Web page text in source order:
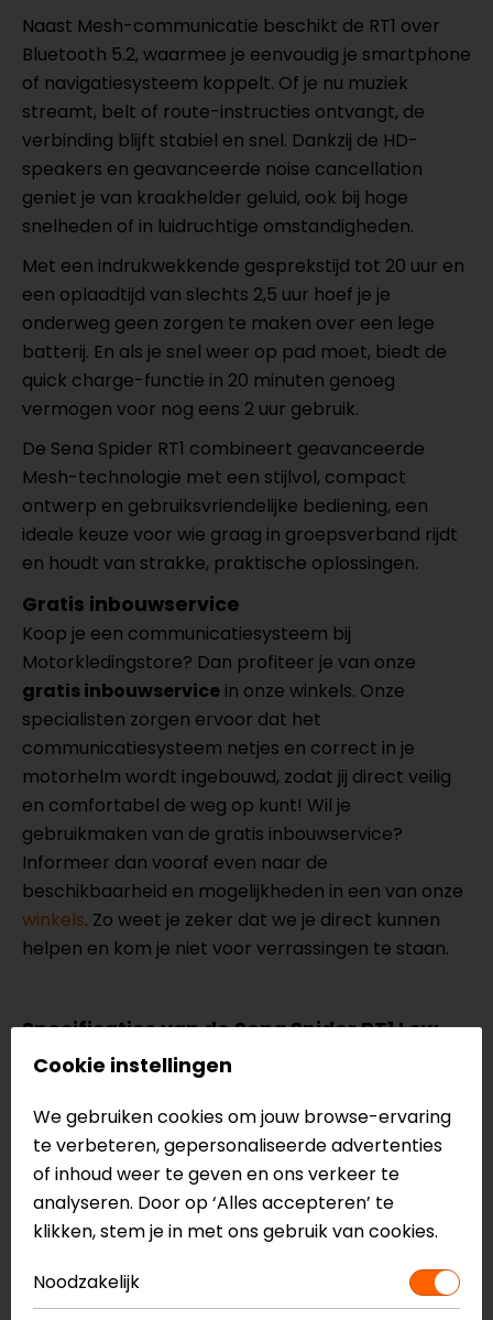
Naast Mesh-communicatie beschikt de RT1 over
Bluetooth 5.2, waarmee je eenvoudig je smartphone
of navigatiesysteem koppelt. Of je nu muziek
streamt, belt of route-instructies ontvangt, de
verbinding blijft stabiel en snel. Dankzij de HD-
speakers en geavanceerde noise cancellation
geniet je van kraakhelder geluid, ook bij hoge
snelheden of in luidruchtige omstandigheden.
Met een indrukwekkende gesprekstijd tot 20 uur en
een oplaadtijd van slechts 2,5 uur hoef je je
onderweg geen zorgen te maken over een lege
batterij. En als je snel weer op pad moet, biedt de
quick charge-functie in 20 minuten genoeg
vermogen voor nog eens 2 uur gebruik.
De Sena Spider RT1 combineert geavanceerde
Mesh-technologie met een stijlvol, compact
ontwerp en gebruiksvriendelijke bediening, een
ideale keuze voor wie graag in groepsverband rijdt
en houdt van strakke, praktische oplossingen.
Gratis inbouwservice
Koop je een communicatiesysteem bij
Motorkledingstore? Dan profiteer je van onze
gratis inbouwservice in onze winkels. Onze
specialisten zorgen ervoor dat het
communicatiesysteem netjes en correct in je
motorhelm wordt ingebouwd, zodat jij direct veilig
en comfortabel de weg op kunt! Wil je
gebruikmaken van de gratis inbouwservice?
Informeer dan vooraf even naar de
beschikbaarheid en mogelijkheden in een van onze
winkels. Zo weet je zeker dat we je direct kunnen
helpen en kom je niet voor verrassingen te staan.
Specificaties van de Sena Spider RT1 Low
Profile Dual Mesh
Mesh intercom 3.0
Bluetooth 5.2 om je telefoon of navigatie te
verbinden
Bereik tot 2 km
Open Mesh intercom vrijwel onbegrensde
ondersteuning qua rijders en 6 kanalen
Cookie instellingen
We gebruiken cookies om jouw browse-ervaring
te verbeteren, gepersonaliseerde advertenties
of inhoud weer te geven en ons verkeer te
analyseren. Door op ‘Alles accepteren’ te
klikken, stem je in met ons gebruik van cookies.
Noodzakelijk